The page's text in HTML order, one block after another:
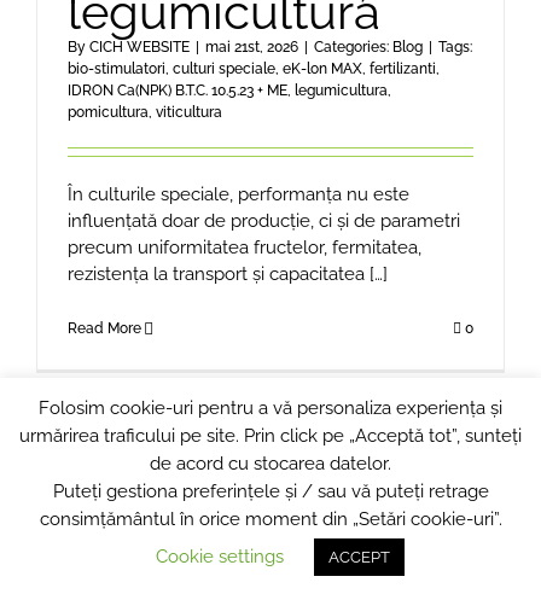
By CICH WEBSITE | mai 21st, 2026 | Categories: Blog | Tags:
bio-stimulatori culturi speciale eK-lon MAX fertilizanti
IDRON Ca(NPK) B.T.C. 10.5.23 + ME
legumicultura
pomicultura viticultura
În culturile speciale, performanța nu este
influențată doar de producție, ci și de parametri
precum uniformitatea fructelor, fermitatea,
rezistența la transport și capacitatea […]
Read More 0
© Copyright 2024COMBINATUL DE INGRASAMINTE CHIMICE
Powered by BRILLIANT
Folosim cookie-uri pentru a vă personaliza experiența și
urmărirea traficului pe site. Prin click pe „Acceptă tot”, sunteți
de acord cu stocarea datelor.
Puteți gestiona preferințele și / sau vă puteți retrage
consimțământul în orice moment din „Setări cookie-uri”.
Cookie settings
ACCEPT